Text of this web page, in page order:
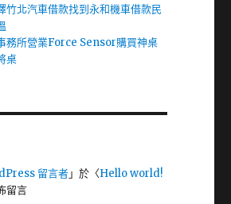
竹北汽車借款找到永和機車借款民
務所營業Force Sensor購買神桌
桌
留言者」於〈Hello world!
留言